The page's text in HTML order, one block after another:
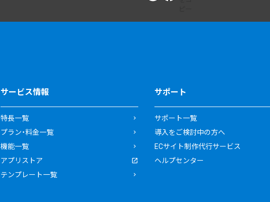
サービス情報
特長一覧
プラン・料金一覧
機能一覧
アプリストア
テンプレート一覧
サポート
サポート一覧
導入をご検討中の方へ
ECサイト制作代行サービス
ヘルプセンター